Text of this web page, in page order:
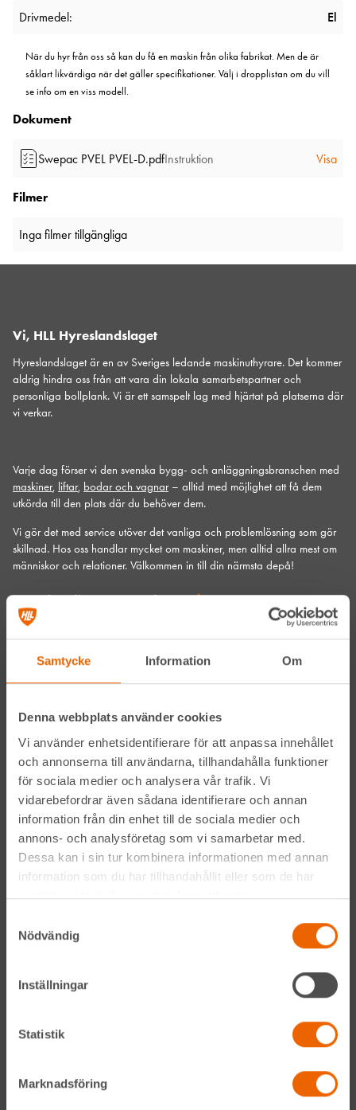
Samtycke Information Om
Denna webbplats använder cookies
Vi använder enhetsidentifierare för att anpassa innehållet
och annonserna till användarna, tillhandahålla funktioner
för sociala medier och analysera vår trafik. Vi
vidarebefordrar även sådana identifierare och annan
information från din enhet till de sociala medier och
annons- och analysföretag som vi samarbetar med.
Dessa kan i sin tur kombinera informationen med annan
information som du har tillhandahållit eller som de har
samlat in när du har använt deras tjänster.
Nödvändig
Inställningar
Statistik
Marknadsföring
Drivmedel: El
När du hyr från oss så kan du få en maskin från olika fabrikat. Men de är
såklart likvärdiga när det gäller specifikationer. Välj i dropplistan om du vill
se info om en viss modell.
Dokument
Swepac PVEL PVEL-D.pdfInstruktion Visa
Filmer
Inga filmer tillgängliga
Vi, HLL Hyreslandslaget
Hyreslandslaget är en av Sveriges ledande maskinuthyrare. Det kommer
aldrig hindra oss från att vara din lokala samarbetspartner och
personliga bollplank. Vi är ett samspelt lag med hjärtat på platserna där
vi verkar.
Varje dag förser vi den svenska bygg- och anläggningsbranschen med
maskiner, liftar, bodar och vagnar– alltid med möjlighet att få dem
utkörda till den plats där du behöver dem.
Vi gör det med service utöver det vanliga och problemlösning som gör
skillnad. Hos oss handlar mycket om maskiner, men alltid allra mest om
människor och relationer. Välkommen in till din närmsta depå!
Kontakta din närmaste depå
Genom att anmäla mig till nyhetsbrevet godkänner jag
Hyreslandslagetsintegritetspolicy
Alltid nära
Facebook
Instagram
LinkedIn
Navigation
Våra maskiner